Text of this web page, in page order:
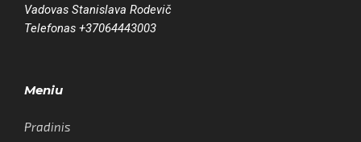
Vadovas Stanislava Rodevič
Telefonas +37064443003
Meniu
Pradinis